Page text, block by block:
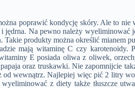
poprawić kondycję skóry. Ale to
jędrna. Na pewno należy wyeliminować
Takie produkty można określić mianem
mają witaminę C czy karotenoidy.
E posiada oliwa z oliwek,
oraz truskawki. Nie zapomnijcie
wewnątrz. Najlepiej więc pić 2 litry
z diety także tłuszcze